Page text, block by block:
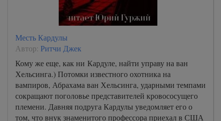
Месть Кардулы
Автор: Ритчи Джек
Кому же еще, как ни Кардуле, найти управу на ван
Хельсинга.) Потомки известного охотника на
вампиров, Абрахама ван Хельсинга, ударными темпами
сокращают поголовье представителей кровососущего
племени. Давняя подруга Кардулы уведомляет его о
том, что внук знаменитого профессора приехал в США